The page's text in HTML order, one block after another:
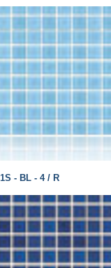
1S - BL - 4 / R